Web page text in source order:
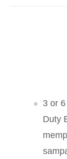
3 or
Duty